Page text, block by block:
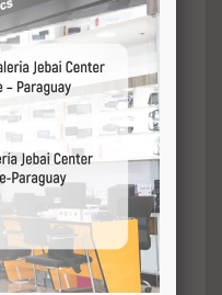
sq.m
68,45 hz
25,078 l
3,29 %
um/n
g
35,002 g
distorção (x max)